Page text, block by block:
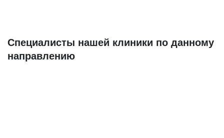
Специалисты нашей клиники по данному
направлению